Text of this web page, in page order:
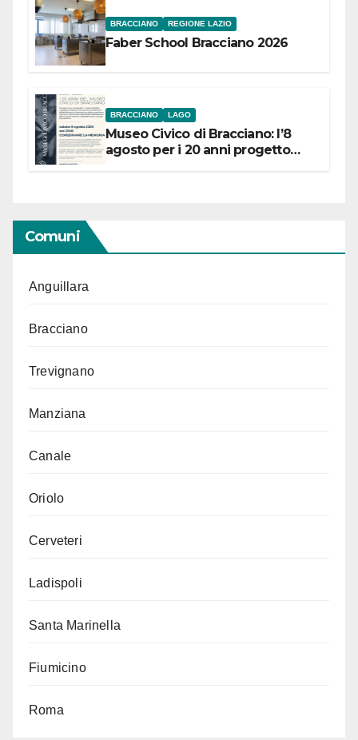
BRACCIANO REGIONE LAZIO
Faber School Bracciano 2026
BRACCIANO LAGO
Museo Civico di Bracciano: l’8
agosto per i 20 anni progetto
Comuni
Anguillara
Bracciano
Trevignano
Manziana
Canale
Oriolo
Cerveteri
Ladispoli
Santa Marinella
Fiumicino
Roma